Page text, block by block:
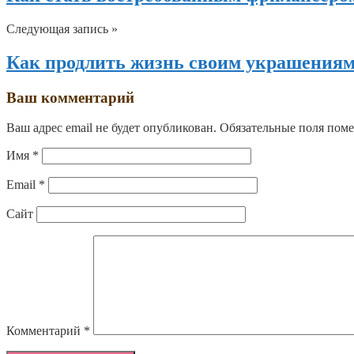
Следующая запись »
Как продлить жизнь своим
Ваш комментарий
Ваш адрес email не будет опубликован. Обязательные поля
Имя *
Email *
Сайт
Комментарий *